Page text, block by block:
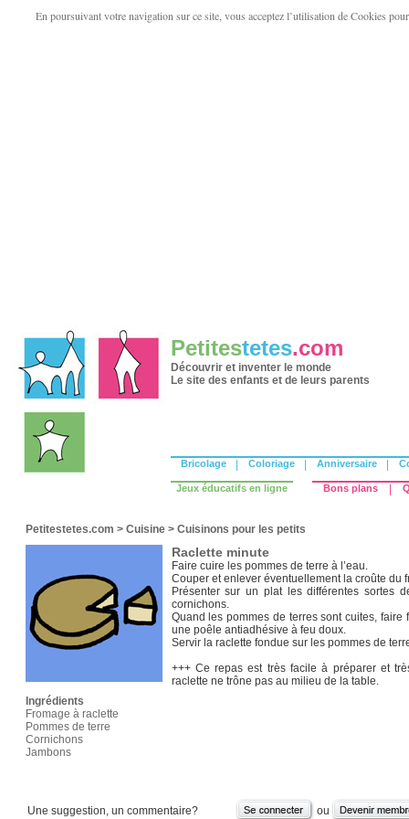
En poursuivant votre navigation sur ce site, vous acceptez l’utilisation de Cookies
Petitestetes.com
Découvrir et inventer le monde
Le site des enfants et de leurs parents
Bricolage Coloriage Anniversaire
Jeux éducatifs en ligne Bons plans
Petitestetes.com > Cuisine > Cuisinons pour les petits
Ingrédients
Fromage à raclette
Pommes de terre
Cornichons
Jambons
Raclette minute
Faire cuire les pommes de terre à l’eau.
Couper et enlever éventuellement la croûte du
Présenter sur un plat les différentes sortes
cornichons.
Quand les pommes de terres sont cuites,
une poêle antiadhésive à feu doux.
Servir la raclette fondue sur les pommes de
+++ Ce repas est très facile à préparer et
raclette ne trône pas au milieu de la table.
Une suggestion, un commentaire?
ou